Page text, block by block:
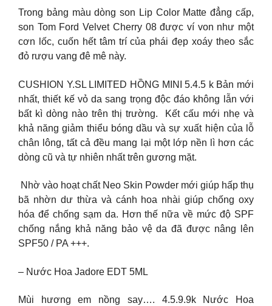
Trong bảng màu dòng son Lip Color Matte đẳng cấp,
son Tom Ford Velvet Cherry 08 được ví von như một
cơn lốc, cuốn hết tâm trí của phái đẹp xoáy theo sắc
đỏ rượu vang đê mê này.
CUSHION Y.SL LIMITED HỒNG MINI 5.4.5 k Bản mới
nhất, thiết kế vỏ da sang trọng độc đáo không lẫn với
bất kì dòng nào trên thị trường. ️ Kết cấu mới nhẹ và
khả năng giảm thiểu bóng dầu và sự xuất hiện của lỗ
chân lông, tất cả đều mang lại một lớp nền lì hơn các
dòng cũ và tự nhiên nhất trên gương mặt.
️ Nhờ vào hoạt chất Neo Skin Powder mới giúp hấp thụ
bã nhờn dư thừa và cánh hoa nhài giúp chống oxy
hóa để chống sạm da. Hơn thế nữa về mức độ SPF
chống nắng khả năng bảo vệ da đã được nâng lên
SPF50 / PA +++.
– Nước Hoa Jadore EDT 5ML
Mùi hương em nồng say…. 4.5.9.9k Nước Hoa